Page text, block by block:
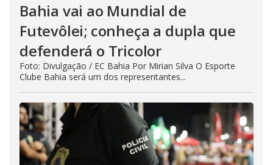
Bahia vai ao Mundial de
Futevôlei; conheça a dupla que
defenderá o Tricolor
Foto: Divulgação / EC Bahia Por Mirian Silva O Esporte
Clube Bahia será um dos representantes...